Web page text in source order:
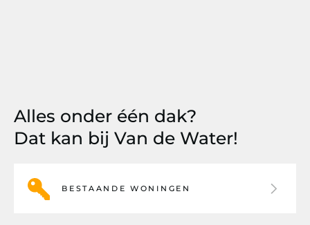
Alles onder één dak?
Dat kan bij Van de Water!
BESTAANDE WONINGEN